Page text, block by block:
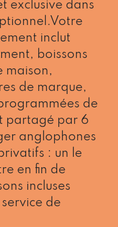
exclusive dans
inclut
boissons
maison,
de marque,
de
partagé par 6
anglophones
: un le
en fin de
incluses
de